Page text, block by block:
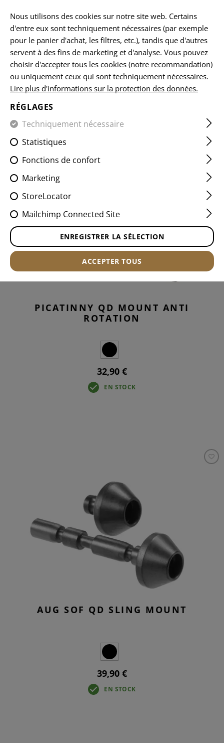
ACCESSOIRES
ACCUEIL EQUIPEMENTS SANGLES POUR ARMES
PICATINNY QD MOUNT ANTI
ROTATION
32,90 €
EN STOCK
AUG SOF QD SLING MOUNT
39,90 €
EN STOCK
Nous utilisons des cookies sur notre site web. Certains
d'entre eux sont techniquement nécessaires (par exemple
pour le panier d'achat, les filtres, etc.), tandis que d'autres
servent à des fins de marketing et d'analyse. Vous pouvez
choisir d'accepter tous les cookies (notre recommandation)
ou uniquement ceux qui sont techniquement nécessaires.
Lire plus d'informations sur la protection des données.
RÉGLAGES
Techniquement nécessaire
Statistiques
Fonctions de confort
Marketing
StoreLocator
Mailchimp Connected Site
ENREGISTRER LA SÉLECTION
ACCEPTER TOUS